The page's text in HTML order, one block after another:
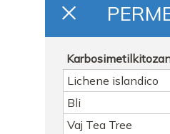
Farmaci ERJON 1
FARMACI Albana
FARMACI ELA B PG
Lichene islandico
Bli
Vaj Tea Tree